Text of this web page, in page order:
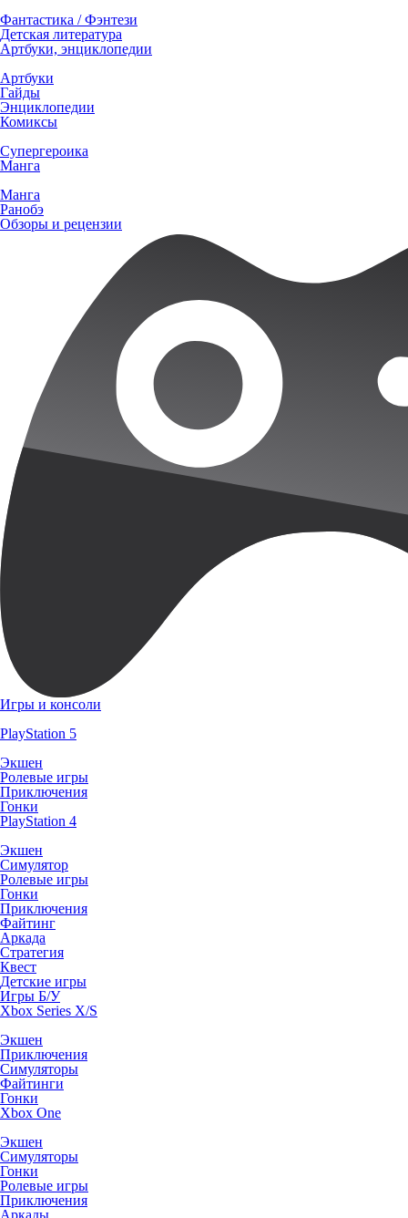
Фантастика / Фэнтези
Детская литература
Артбуки, энциклопедии
Артбуки
Гайды
Энциклопедии
Комиксы
Супергероика
Манга
Манга
Ранобэ
Обзоры и рецензии
Игры и консоли
PlayStation 5
Экшен
Ролевые игры
Приключения
Гонки
PlayStation 4
Экшен
Симулятор
Ролевые игры
Гонки
Приключения
Файтинг
Аркада
Стратегия
Квест
Детские игры
Игры Б/У
Xbox Series X/S
Экшен
Приключения
Симуляторы
Файтинги
Гонки
Xbox One
Экшен
Симуляторы
Гонки
Ролевые игры
Приключения
Аркады